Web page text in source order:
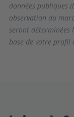
données publiques
observation du
seront
base de votre profil